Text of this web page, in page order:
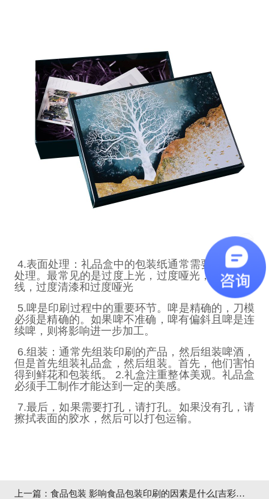
4.表面处理：礼品盒中的包装纸通常需要进行表面
处理。最常见的是过度上光，过度哑光，过度紫外
线，过度清漆和过度哑光
5.啤是印刷过程中的重要环节。啤是精确的，刀模
必须是精确的。如果啤不准确，啤有偏斜且啤是连
续啤，则将影响进一步加工。
6.组装：通常先组装印刷的产品，然后组装啤酒，
但是首先组装礼品盒，然后组装。首先，他们害怕
得到鲜花和包装纸。
2.礼盒注重整体美观。礼品盒
必须手工制作才能达到一定的美感。
7.最后，如果需要打孔，请打孔。如果没有孔，请
擦拭表面的胶水，然后可以打包运输。
上一篇： 食品包装 影响食品包装印刷的因素是什么[吉彩四